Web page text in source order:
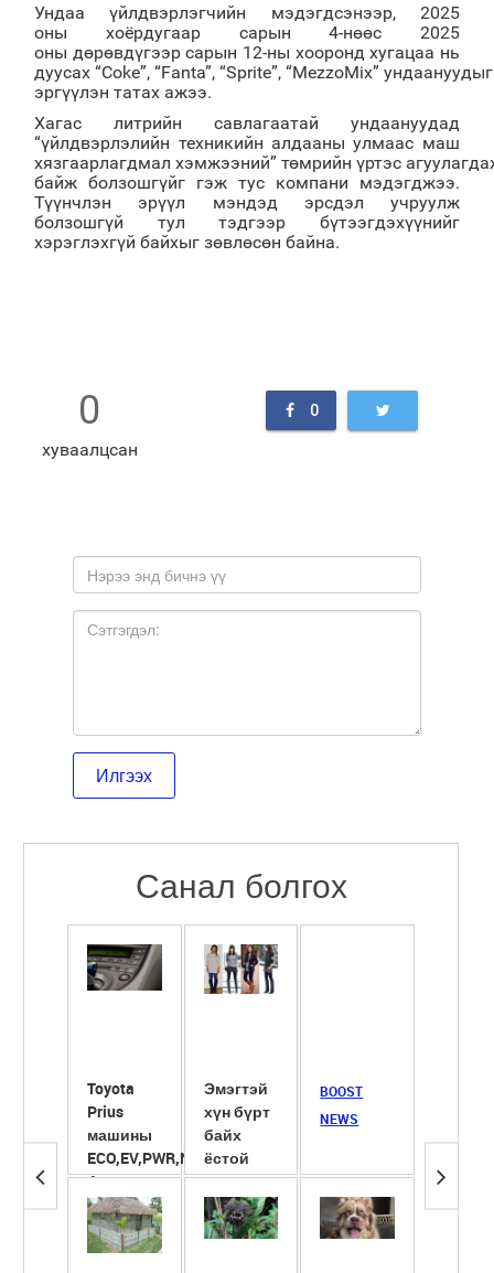
Ундаа үйлдвэрлэгчийн мэдэгдсэнээр, 2025
оны хоёрдугаар сарын 4-нөөс 2025
оны дөрөвдүгээр сарын 12-ны хооронд хугацаа нь
дуусах “Coke”, “Fanta”, “Sprite”, “MezzoMix” ундаануудыг
эргүүлэн татах ажээ.
Хагас литрийн савлагаатай ундаануудад
“үйлдвэрлэлийн техникийн алдааны улмаас маш
хязгаарлагдмал хэмжээний” төмрийн үртэс
байж болзошгүйг гэж тус компани мэдэгджээ.
Түүнчлэн эрүүл мэндэд эрсдэл учруулж
болзошгүй тул тэдгээр бүтээгдэхүүнийг
хэрэглэхгүй байхыг зөвлөсөн байна.
0
хуваалцсан
0
Санал болгох
Toyota
Prius
машины
ECO,EV,PWR,NRL
4 горим
Эмэгтэй
хүн бүрт
байх
ёстой
гутлууд
BOOST
NEWS